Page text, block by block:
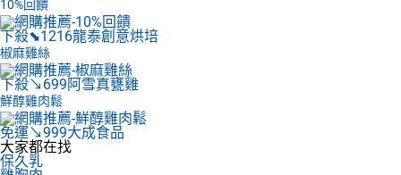
10%回饋
下殺⬊1216龍泰創意烘培
椒麻雞絲
下殺↘699阿雪真甕雞
鮮醇雞肉鬆
免運↘999大成食品
大家都在找
保久乳